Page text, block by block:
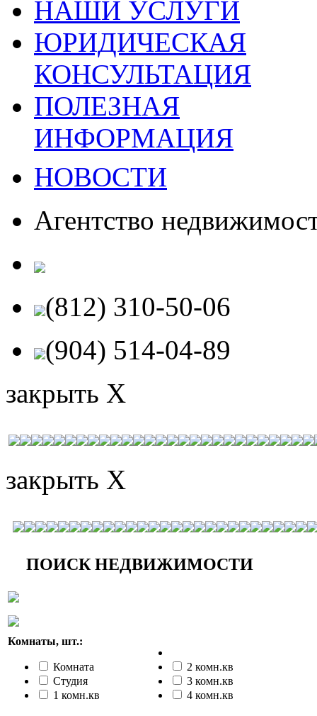
НАШИ УСЛУГИ
ЮРИДИЧЕСКАЯ
КОНСУЛЬТАЦИЯ
ПОЛЕЗНАЯ
ИНФОРМАЦИЯ
НОВОСТИ
Агентство
(812) 310-50-06
(904) 514-04-89
закрыть X
закрыть X
ПОИСК НЕДВИЖИМОСТИ
Комнаты, шт.:
Комната
Студия
1 комн.кв
2 комн.кв
3 комн.кв
4 комн.кв